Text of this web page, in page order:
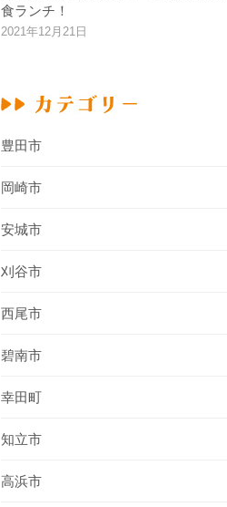
食ランチ！
2021年12月21日
豊田市
岡崎市
安城市
刈谷市
西尾市
碧南市
幸田町
知立市
高浜市